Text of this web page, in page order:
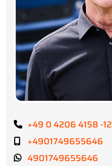
+49 0 4206 4158 -12
+4901749655646
4901749655646